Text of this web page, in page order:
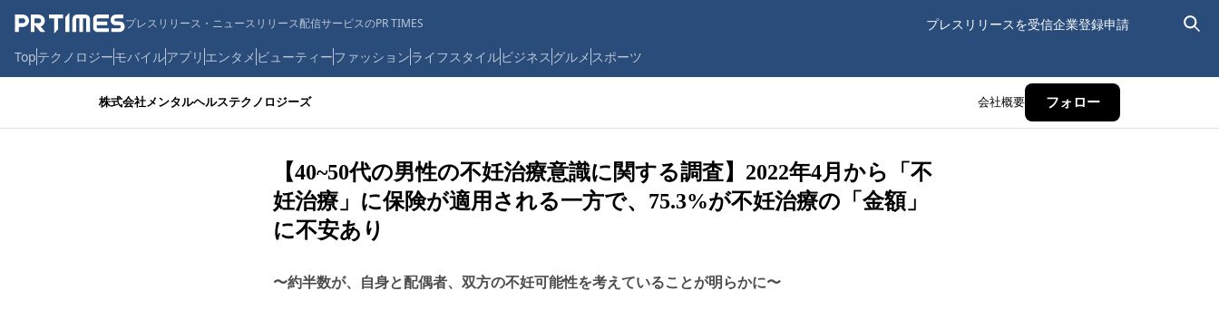
プレスリリース・ニュースリリース配信サービスのPR TIMES プレスリリースを受信企業登録申請
Topテクノロジーモバイルアプリ エンタメ ビューティーファッションライフスタイルビジネス グルメ スポーツ
株式会社メンタルヘルステクノロジーズ 会社概要 フォロー
【40~50代の男性の不妊治療意識に関する調査】2022年4月から「不
妊治療」に保険が適用される一方で、75.3%が不妊治療の「金額」
に不安あり
〜約半数が、自身と配偶者、双方の不妊可能性を考えていることが明らかに〜